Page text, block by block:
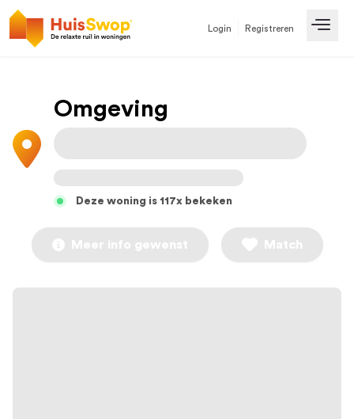
Login Registreren
Omgeving
Deze woning is 117x bekeken
Meer info gewenst Match